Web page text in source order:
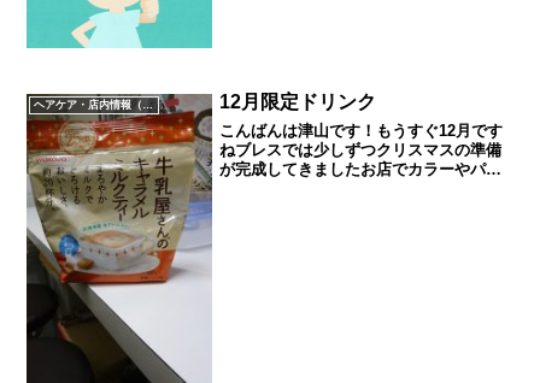
ヘアケア・店内情報（キャンペーン以外）など 12月限定ドリンク
こんばんは津山です！もうすぐ12月です
ねブレスでは少しずつクリスマスの準備
が完成してきましたお店でカラーやパー